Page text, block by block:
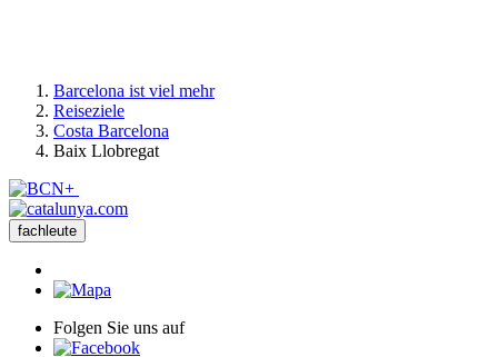
Barcelona ist viel mehr
Reiseziele
Costa Barcelona
Baix Llobregat
fachleute
Folgen Sie uns auf